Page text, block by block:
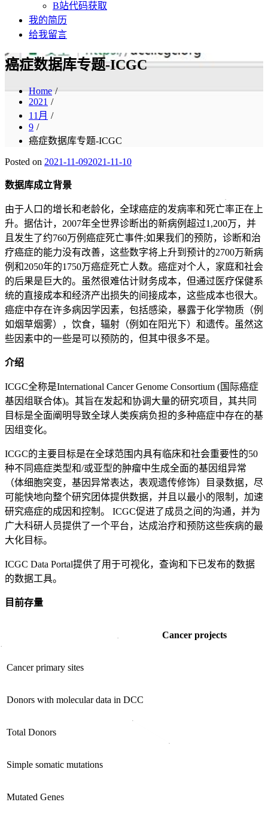
B站代码获取
我的简历
给我留言
癌症数据库专题-ICGC
Home
2021
11月
9
癌症数据库专题-ICGC
Posted on 2021-11-092021-11-10
数据库成立背景
由于人口的增长和老龄化，全球癌症的发病率和死亡率正在上
升。据估计，2007年全世界诊断出的新病例超过1,200万，并
且发生了约760万例癌症死亡事件;如果我们的预防，诊断和治
疗癌症的能力没有改善，这些数字将上升到预计的2700万新病
例和2050年的1750万癌症死亡人数。癌症对个人，家庭和社会
的后果是巨大的。虽然很难估计财务成本，但通过医疗保健系
统的直接成本和经济产出损失的间接成本，这些成本也很大。
癌症中存在许多病因学因素，包括感染，暴露于化学物质（例
如烟草烟雾），饮食，辐射（例如在阳光下）和遗传。虽然这
些因素中的一些是可以预防的，但其中很多不是。
介绍
ICGC全称是International Cancer Genome Consortium (国际癌症
基因组联合体)。其旨在发起和协调大量的研究项目，其共同
目标是全面阐明导致全球人类疾病负担的多种癌症中存在的基
因组变化。
ICGC的主要目标是在全球范围内具有临床和社会重要性的50
种不同癌症类型和/或亚型的肿瘤中生成全面的基因组异常
（体细胞突变，基因异常表达，表观遗传修饰）目录数据，尽
可能快地向整个研究团体提供数据，并且以最小的限制，加速
研究癌症的成因和控制。 ICGC促进了成员之间的沟通，并为
广大科研人员提供了一个平台，达成治疗和预防这些疾病的最
大化目标。
ICGC Data Portal提供了用于可视化，查询和下已发布的数据
的数据工具。
目前存量
Cancer projects
Cancer primary sites
Donors with molecular data in DCC
Total Donors
Simple somatic mutations
Mutated Genes